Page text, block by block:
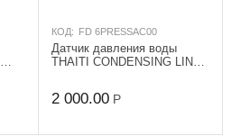
КОД: FD 6PRESSAC00
Датчик давления воды
THAITI CONDENSING LINE
2 000.00 Р